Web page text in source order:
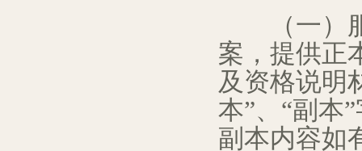
（一）
案，提供正
及资格说明
本”、“副本
副本内容如